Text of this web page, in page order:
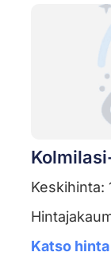
Keskihinta:
Katso hinta